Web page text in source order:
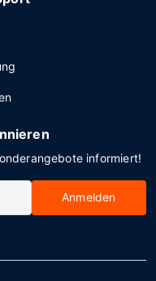
informiert!
Anmelden